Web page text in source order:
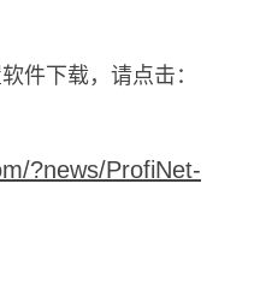
件下载，请点击：
?news/ProfiNet-